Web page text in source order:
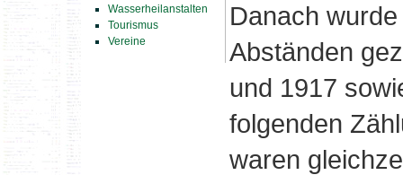
Wasserheilanstalten
Tourismus
Vereine
Danach
Abständen
und 1917
folgenden
waren